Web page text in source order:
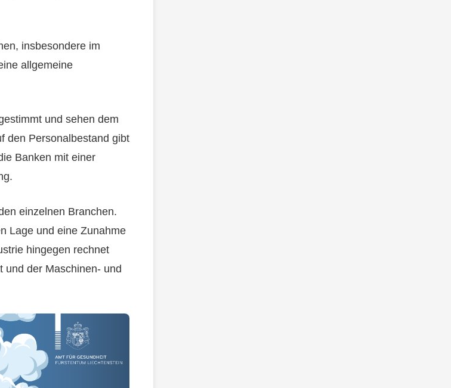
insbesondere im
allgemeine
und sehen dem
den Personalbestand gibt
Banken mit einer
einzelnen Branchen.
Lage und eine Zunahme
hingegen rechnet
und der Maschinen- und